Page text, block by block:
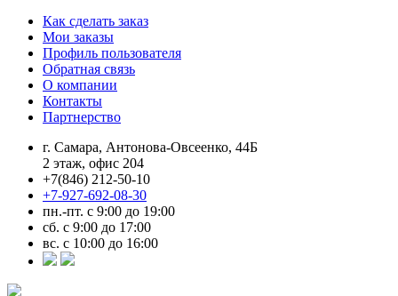
Как сделать заказ
Мои заказы
Профиль пользователя
Обратная связь
О компании
Контакты
Партнерство
г. Самара, Антонова-Овсеенко, 44Б
2 этаж, офис 204
+7(846) 212-50-10
+7-927-692-08-30
пн.-пт. с 9:00 до 19:00
сб. с 9:00 до 17:00
вс. с 10:00 до 16:00